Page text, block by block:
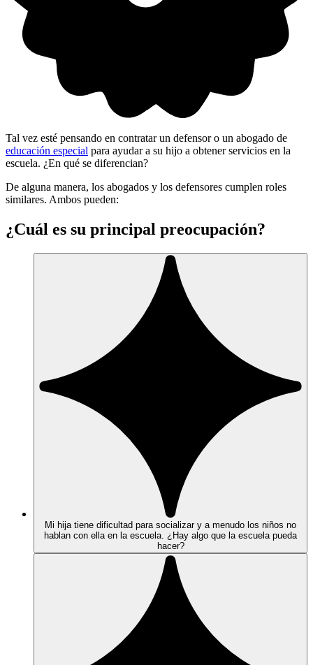
Tal vez esté pensando en contratar un defensor o un abogado de
educación especial para ayudar a su hijo a obtener servicios en la
escuela. ¿En qué se diferencian?
De alguna manera, los abogados y los defensores cumplen roles
similares. Ambos pueden:
¿Cuál es su principal preocupación?
Mi hija tiene dificultad para socializar y a menudo los niños no
hablan con ella en la escuela. ¿Hay algo que la escuela pueda
hacer?